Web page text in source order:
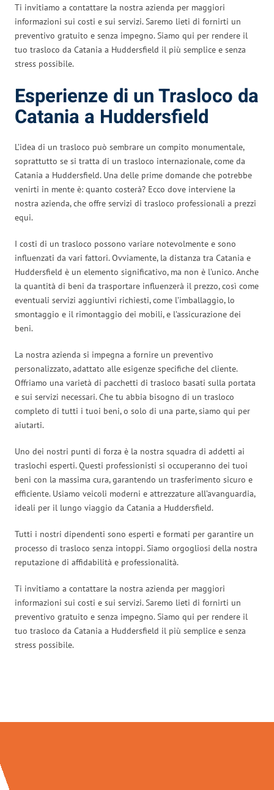
Ti invitiamo a contattare la nostra azienda per maggiori
informazioni sui costi e sui servizi. Saremo lieti di fornirti un
preventivo gratuito e senza impegno. Siamo qui per rendere il
tuo trasloco da Catania a Huddersfield il più semplice e senza
stress possibile.
Esperienze di un Trasloco da
Catania a Huddersfield
L’idea di un trasloco può sembrare un compito monumentale,
soprattutto se si tratta di un trasloco internazionale, come da
Catania a Huddersfield. Una delle prime domande che potrebbe
venirti in mente è: quanto costerà? Ecco dove interviene la
nostra azienda, che offre servizi di trasloco professionali a prezzi
equi.
I costi di un trasloco possono variare notevolmente e sono
influenzati da vari fattori. Ovviamente, la distanza tra Catania e
Huddersfield è un elemento significativo, ma non è l’unico. Anche
la quantità di beni da trasportare influenzerà il prezzo, così come
eventuali servizi aggiuntivi richiesti, come l’imballaggio, lo
smontaggio e il rimontaggio dei mobili, e l’assicurazione dei
beni.
La nostra azienda si impegna a fornire un preventivo
personalizzato, adattato alle esigenze specifiche del cliente.
Offriamo una varietà di pacchetti di trasloco basati sulla portata
e sui servizi necessari. Che tu abbia bisogno di un trasloco
completo di tutti i tuoi beni, o solo di una parte, siamo qui per
aiutarti.
Uno dei nostri punti di forza è la nostra squadra di addetti ai
traslochi esperti. Questi professionisti si occuperanno dei tuoi
beni con la massima cura, garantendo un trasferimento sicuro e
efficiente. Usiamo veicoli moderni e attrezzature all’avanguardia,
ideali per il lungo viaggio da Catania a Huddersfield.
Tutti i nostri dipendenti sono esperti e formati per garantire un
processo di trasloco senza intoppi. Siamo orgogliosi della nostra
reputazione di affidabilità e professionalità.
Ti invitiamo a contattare la nostra azienda per maggiori
informazioni sui costi e sui servizi. Saremo lieti di fornirti un
preventivo gratuito e senza impegno. Siamo qui per rendere il
tuo trasloco da Catania a Huddersfield il più semplice e senza
stress possibile.